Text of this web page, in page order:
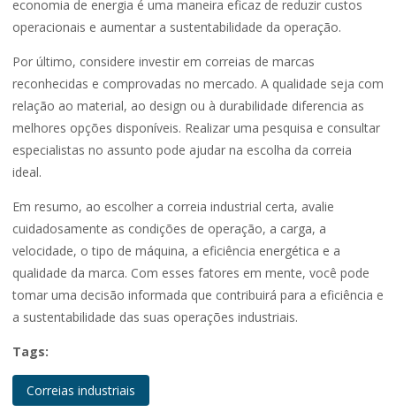
economia de energia é uma maneira eficaz de reduzir custos
operacionais e aumentar a sustentabilidade da operação.
Por último, considere investir em correias de marcas
reconhecidas e comprovadas no mercado. A qualidade seja com
relação ao material, ao design ou à durabilidade diferencia as
melhores opções disponíveis. Realizar uma pesquisa e consultar
especialistas no assunto pode ajudar na escolha da correia
ideal.
Em resumo, ao escolher a correia industrial certa, avalie
cuidadosamente as condições de operação, a carga, a
velocidade, o tipo de máquina, a eficiência energética e a
qualidade da marca. Com esses fatores em mente, você pode
tomar uma decisão informada que contribuirá para a eficiência e
a sustentabilidade das suas operações industriais.
Tags:
Correias industriais